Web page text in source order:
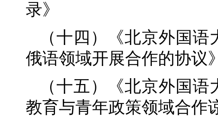
录》
（十四）《北京外国
俄语领域开展合作的协议
（十五）《北京外国
教育与青年政策领域合作